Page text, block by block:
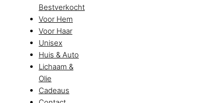
Bestverkocht
Voor Hem
Voor Haar
Unisex
Huis & Auto
Lichaam &
Olie
Cadeaus